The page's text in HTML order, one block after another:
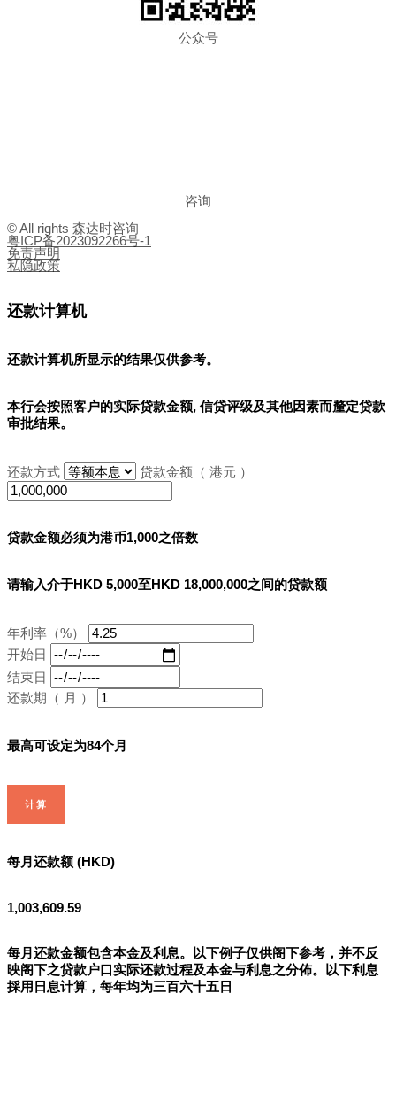
公众号
咨询
© All rights 森达时咨询
粤ICP备2023092266号-1
免责声明
私隐政策
还款计算机
还款计算机所显示的结果仅供参考。
本行会按照客户的实际贷款金额, 信贷评级及其他因素而釐定贷款
审批结果。
还款方式 贷款金额（ 港元 ）
贷款金额必须为港币1,000之倍数
请输入介于HKD 5,000至HKD 18,000,000之间的贷款额
年利率（%）
开始日
结束日
还款期（ 月 ）
最高可设定为84个月
计算
每月还款额 (HKD)
1,003,609.59
每月还款金额包含本金及利息。以下例子仅供阁下参考，并不反
映阁下之贷款户口实际还款过程及本金与利息之分佈。以下利息
採用日息计算，每年均为三百六十五日